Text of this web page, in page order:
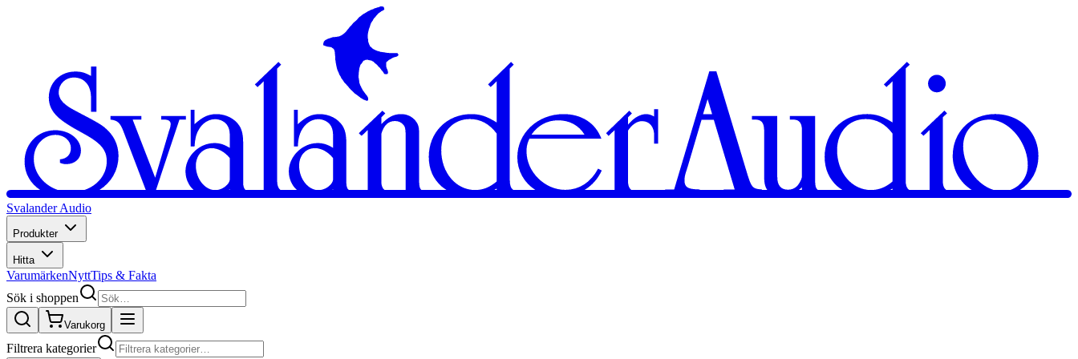
Svalander Audio
Produkter
Hitta
VarumärkenNyttTips & Fakta
Sök i shoppen
Varukorg
Filtrera kategorier